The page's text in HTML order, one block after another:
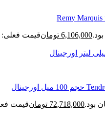
6,106,000 تومانقیمت فعلی: 6,106,000 تومان.
72,718,000 تومانقیمت فعلی: